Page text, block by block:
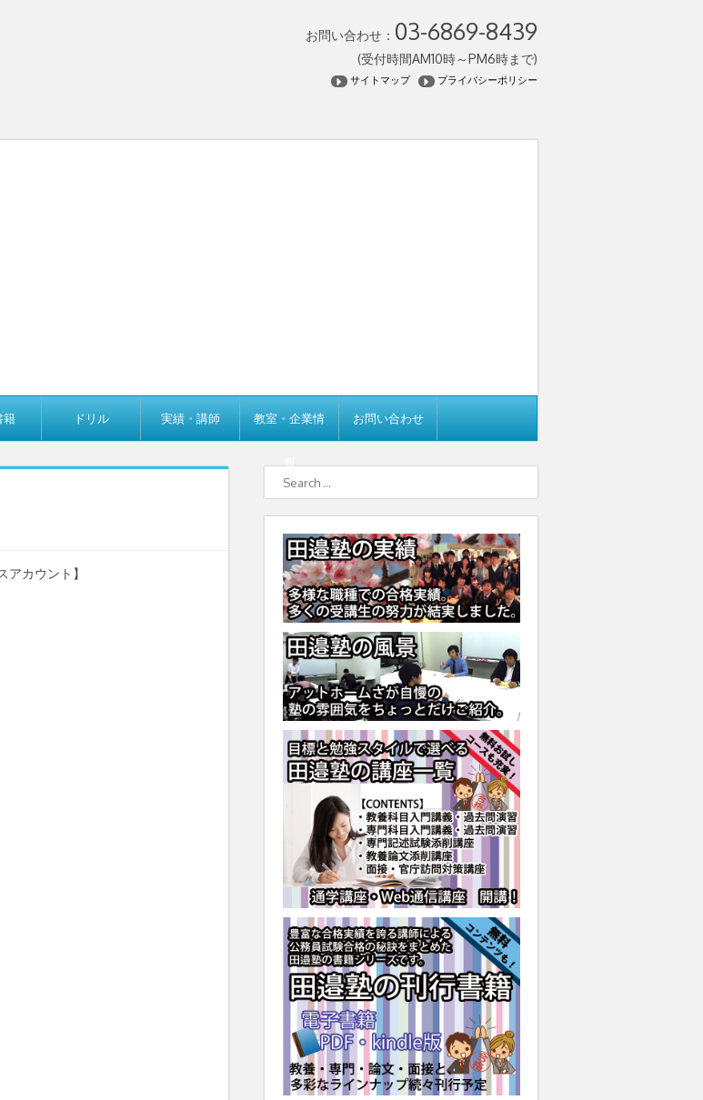
お問い合わせ： 03-6869-8439
(受付時間AM10時～PM6時まで)
サイトマップ プライバシーポリシー
籍 ドリル 実績・講師 教室・企業情 お問い合わせ
アカウント】